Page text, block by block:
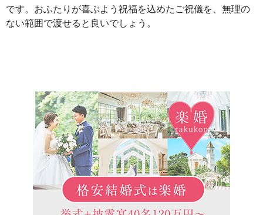
です。おふたりが喜ぶよう祝福を込めたご祝儀を、無理の
ない範囲で渡せると良いでしょう。